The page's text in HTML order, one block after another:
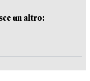
un altro: